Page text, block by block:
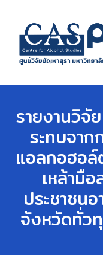
รายงานวิจั
ระทบจาก
แอลกอฮอ
เหล้ามื
ประชาชน
จังหวัดทั่ว